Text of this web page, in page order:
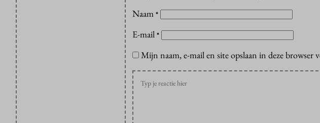
Naam *
E-mail *
Mijn naam, e-mail en site opslaan in deze browser